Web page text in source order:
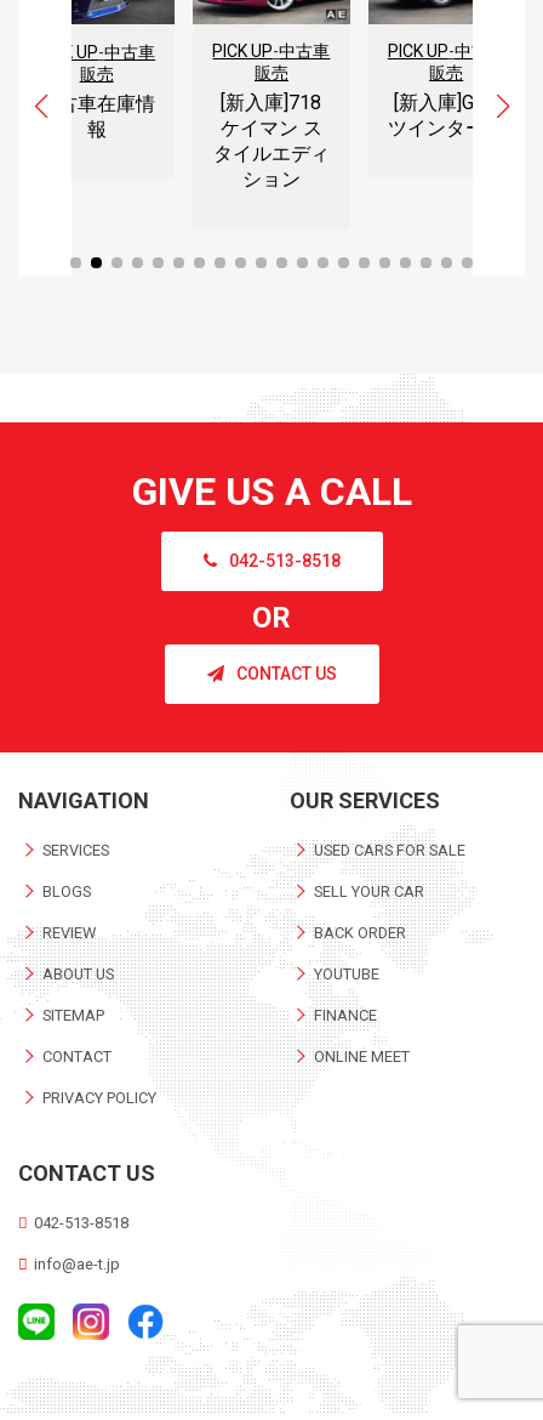
中古車
車在庫情
PICK UP-中古車
[新入庫]718
ケイマン ス
タイルエディ
PICK UP -中古車
[新入庫]GTO
ツインターボ
GIVE US A CALL
042-513-8518
OR
CONTACT US
NAVIGATION
SERVICES
BLOGS
REVIEW
ABOUT US
SITEMAP
CONTACT
PRIVACY POLICY
OUR SERVICES
USED CARS FOR SALE
SELL YOUR CAR
BACK ORDER
YOUTUBE
FINANCE
ONLINE MEET
CONTACT US
042-513-8518
info@ae-t.jp